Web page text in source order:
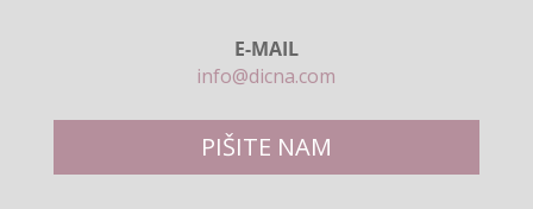
E-MAIL
info@dicna.com
PIŠITE NAM